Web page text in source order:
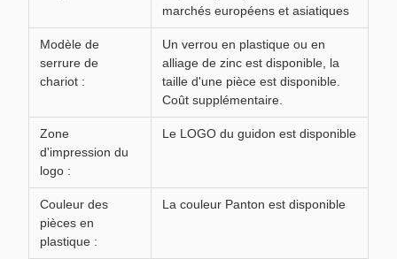
marchés européens et asiatiques
Modèle de
serrure de
chariot :
Un verrou en plastique ou en
alliage de zinc est disponible, la
taille d'une pièce est disponible.
Coût supplémentaire.
Zone
d'impression du
logo :
Le LOGO du guidon est disponible
Couleur des
pièces en
plastique :
La couleur Panton est disponible